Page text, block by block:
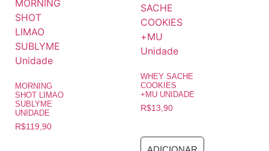
MORNING
SHOT LIMAO
SUBLYME
UNIDADE
R$119,90
WHEY SACHE
COOKIES
+MU UNIDADE
R$13,90